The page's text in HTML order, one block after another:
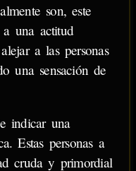
son, este
una actitud
a las personas
una sensación de
indicar una
Estas personas a
cruda y primordial